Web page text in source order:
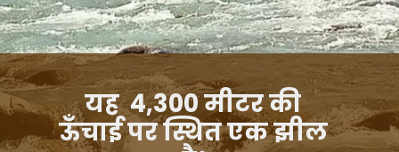
यह 4,300 मीटर की
ऊँचाई पर स्थित एक झील